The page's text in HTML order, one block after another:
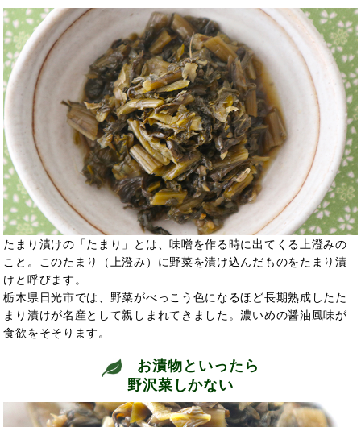
たまり漬けの「たまり」とは、味噌を作る時に出てくる上澄みの
こと。このたまり（上澄み）に野菜を漬け込んだものをたまり漬
けと呼びます。
栃木県日光市では、野菜がべっこう色になるほど長期熟成したた
まり漬けが名産として親しまれてきました。濃いめの醤油風味が
食欲をそそります。
お漬物といったら
野沢菜しかない